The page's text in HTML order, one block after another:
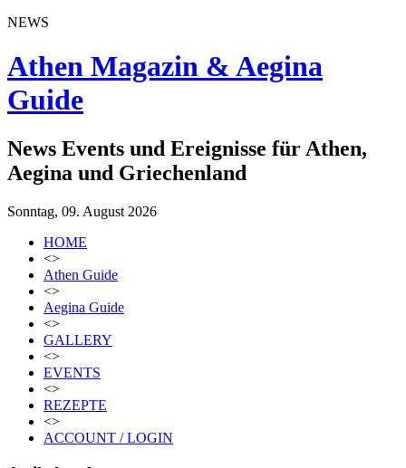
NEWS
Athen Magazin & Aegina
Guide
News Events und Ereignisse für Athen,
Aegina und Griechenland
Sonntag, 09. August 2026
HOME
<>
Athen Guide
<>
Aegina Guide
<>
GALLERY
<>
EVENTS
<>
REZEPTE
<>
ACCOUNT / LOGIN